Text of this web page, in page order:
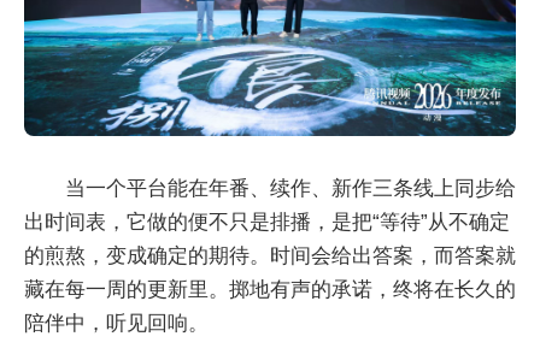
当一个平台能在年番、续作、新作三条线上同步给
出时间表，它做的便不只是排播，是把“等待”从不确定
的煎熬，变成确定的期待。时间会给出答案，而答案就
藏在每一周的更新里。掷地有声的承诺，终将在长久的
陪伴中，听见回响。